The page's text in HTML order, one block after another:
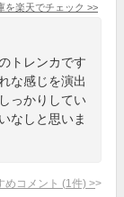
を楽天でチェック >>
トレンカです
な感じを演出
っかりしてい
なしと思いま
めコメント (1 件) >